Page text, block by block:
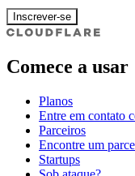
Inscrever-se
Comece a usar
Planos
Entre em contato
Parceiros
Encontre um
Startups